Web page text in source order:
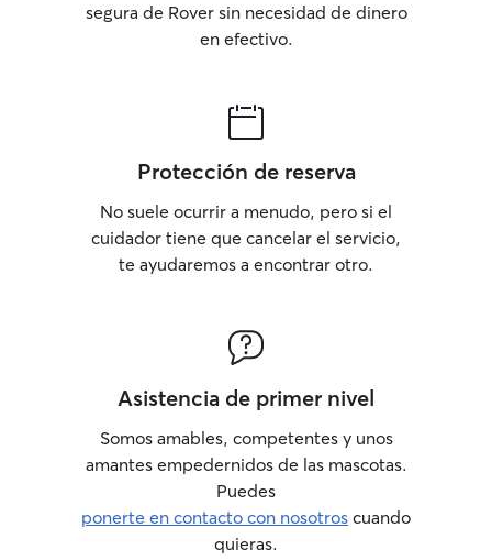
segura de Rover sin necesidad de dinero
en efectivo.
Protección de reserva
No suele ocurrir a menudo, pero si el
cuidador tiene que cancelar el servicio,
te ayudaremos a encontrar otro.
Asistencia de primer nivel
Somos amables, competentes y unos
amantes empedernidos de las mascotas.
Puedes
ponerte en contacto con nosotros cuando
quieras.